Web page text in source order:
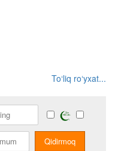
To‘liq ro‘yxat...